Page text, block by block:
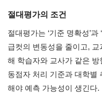
절대평가의 조건
절대평가는 ‘기준 명확성’
급컷의 변동성을 줄이고,
해 학습자와 교사가 같은
동점자 처리 기준과 대학별
해야 예측 가능성이 생긴다.